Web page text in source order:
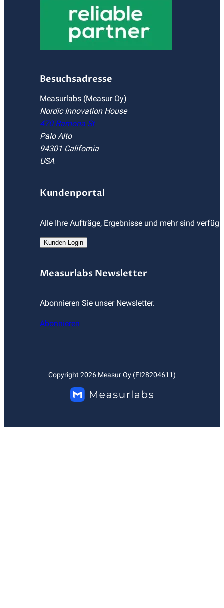
Besuchsadresse
Measurlabs (Measur Oy)
Nordic Innovation House
470 Ramona St
Palo Alto
94301 California
USA
Kundenportal
Alle Ihre Aufträge, Ergebnisse und mehr sind
Kunden-Login
Measurlabs Newsletter
Abonnieren Sie unser Newsletter.
Abonnieren
Copyright 2026Measur Oy (FI28204611)